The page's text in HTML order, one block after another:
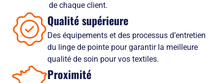
de chaque client.
Qualité supérieure
Des équipements et des processus d’entretien
du linge de pointe pour garantir la meilleure
qualité de soin pour vos textiles.
Proximité